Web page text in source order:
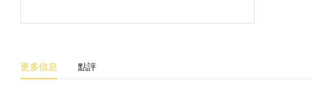
更多信息 點評